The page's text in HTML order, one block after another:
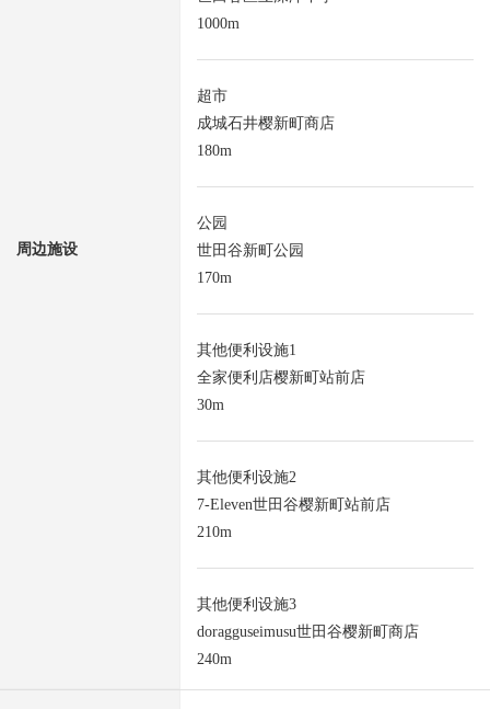
周边施设
1000m
超市
成城石井樱新町商店
180m
公园
世田谷新町公园
170m
其他便利设施1
全家便利店樱新町站前店
30m
其他便利设施2
7-Eleven世田谷樱新町站前店
210m
其他便利设施3
doragguseimusu世田谷樱新町商店
240m